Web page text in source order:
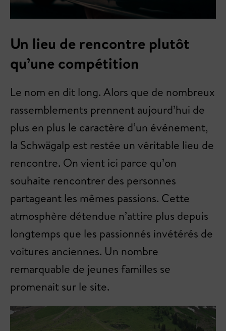
Un lieu de rencontre plutôt
qu’une compétition
Le nom en dit long. Alors que de nombreux
rassemblements prennent aujourd’hui de
plus en plus le caractère d’un événement,
la Schwägalp est restée un véritable lieu de
rencontre. On vient ici parce qu’on
souhaite rencontrer des personnes
partageant les mêmes passions. Cette
atmosphère détendue n’attire plus depuis
longtemps que les passionnés invétérés de
voitures anciennes. Un nombre
remarquable de jeunes familles se
promenait sur le site.